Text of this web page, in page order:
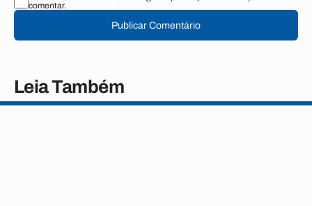
comentar.
Publicar Comentário
Leia Também